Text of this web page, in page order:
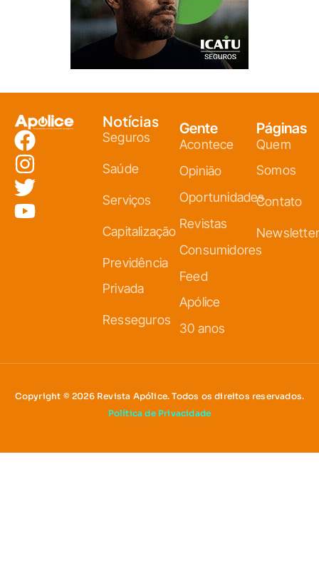
Notícias
Seguros
Saúde
Serviços
Capitalização
Previdência
Privada
Resseguros
Gente
Acontece
Opinião
Oportunidades
Revistas
Consumidores
Feed
Apólice
30 anos
Páginas
Quem
Somos
Contato
Newsletter
Copyright © 2026 Revista Apólice. Todos os direitos reservados.
Política de Privacidade